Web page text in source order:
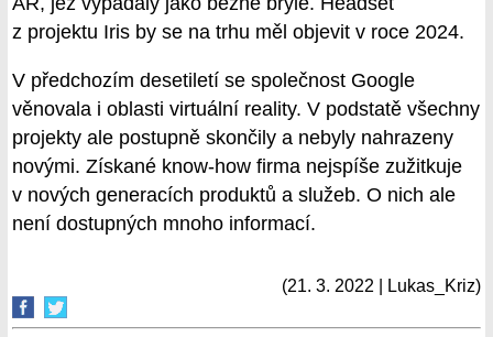
z projektu Iris by se na trhu měl objevit v roce 2024.
V předchozím desetiletí se společnost Google
věnovala i oblasti virtuální reality. V podstatě všechny
projekty ale postupně skončily a nebyly nahrazeny
novými. Získané know-how firma nejspíše zužitkuje
v nových generacích produktů a služeb. O nich ale
není dostupných mnoho informací.
(21. 3. 2022 | Lukas_Kriz)